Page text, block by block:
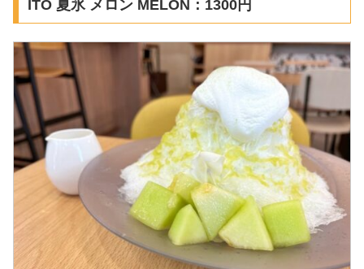
ITO 夏氷 メロン MELON：1300円